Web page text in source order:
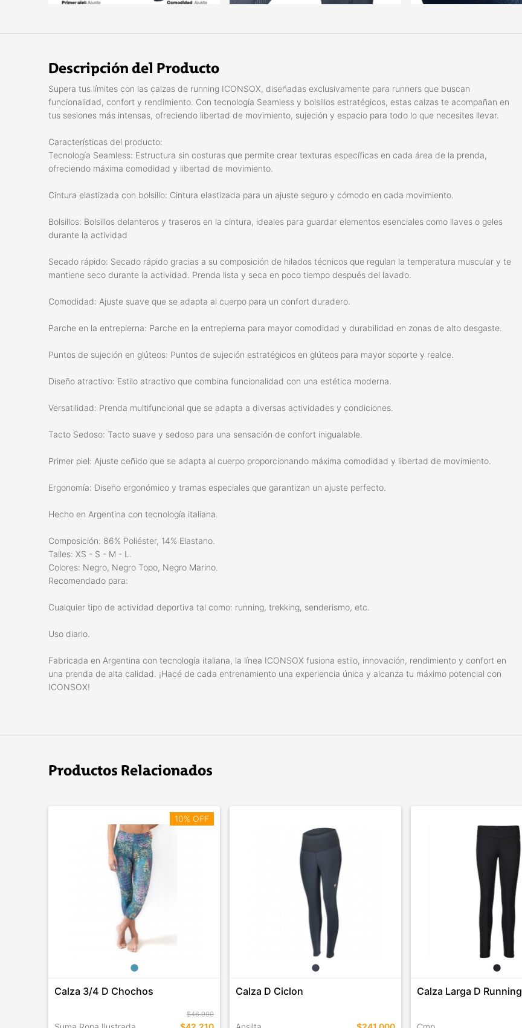
Descripción del Producto
Supera tus límites con las calzas de running ICONSOX, diseñadas exclusivamente para runners que buscan
funcionalidad, confort y rendimiento. Con tecnología Seamless y bolsillos estratégicos, estas calzas te acompañan en
tus sesiones más intensas, ofreciendo libertad de movimiento, sujeción y espacio para todo lo que necesites llevar.
Características del producto:
Tecnología Seamless: Estructura sin costuras que permite crear texturas específicas en cada área de la prenda,
ofreciendo máxima comodidad y libertad de movimiento.
Cintura elastizada con bolsillo: Cintura elastizada para un ajuste seguro y cómodo en cada movimiento.
Bolsillos: Bolsillos delanteros y traseros en la cintura, ideales para guardar elementos esenciales como llaves o geles
durante la actividad
Secado rápido: Secado rápido gracias a su composición de hilados técnicos que regulan la temperatura muscular y te
mantiene seco durante la actividad. Prenda lista y seca en poco tiempo después del lavado.
Comodidad: Ajuste suave que se adapta al cuerpo para un confort duradero.
Parche en la entrepierna: Parche en la entrepierna para mayor comodidad y durabilidad en zonas de alto desgaste.
Puntos de sujeción en glúteos: Puntos de sujeción estratégicos en glúteos para mayor soporte y realce.
Diseño atractivo: Estilo atractivo que combina funcionalidad con una estética moderna.
Versatilidad: Prenda multifuncional que se adapta a diversas actividades y condiciones.
Tacto Sedoso: Tacto suave y sedoso para una sensación de confort inigualable.
Primer piel: Ajuste ceñido que se adapta al cuerpo proporcionando máxima comodidad y libertad de movimiento.
Ergonomía: Diseño ergonómico y tramas especiales que garantizan un ajuste perfecto.
Hecho en Argentina con tecnología italiana.
Composición: 86% Poliéster, 14% Elastano.
Talles: XS - S - M - L.
Colores: Negro, Negro Topo, Negro Marino.
Recomendado para:
Cualquier tipo de actividad deportiva tal como: running, trekking, senderismo, etc.
Uso diario.
Fabricada en Argentina con tecnología italiana, la línea ICONSOX fusiona estilo, innovación, rendimiento y confort en
una prenda de alta calidad. ¡Hacé de cada entrenamiento una experiencia única y alcanza tu máximo potencial con
ICONSOX!
Productos Relacionados
10% OFF
Calza 3/4 D Chochos
$46.900
Calza D Ciclon Calza Larga D Running